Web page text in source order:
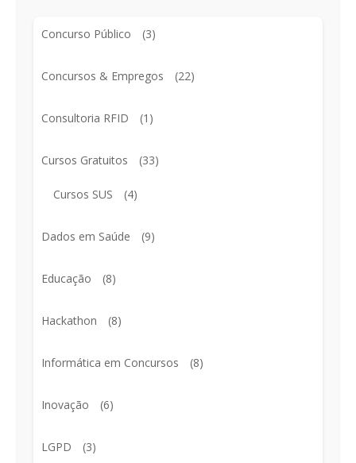
Concurso Público (3)
Concursos & Empregos (22)
Consultoria RFID (1)
Cursos Gratuitos (33)
Cursos SUS (4)
Dados em Saúde (9)
Educação (8)
Hackathon (8)
Informática em Concursos (8)
Inovação (6)
LGPD (3)